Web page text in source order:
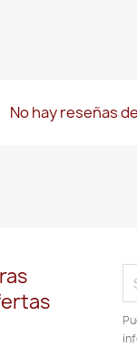
No hay reseñas